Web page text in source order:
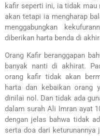
kafir seperti ini, ia tidak mau
akan tetapi ia mengharap
menggabungkan
diberikan harta benda di
Orang Kafir beranggapan
banyak nanti di akhirat.
orang kafir tidak akan
harta dan kebaikan orang
dinilai nol. Dan tidak ada
dalam surah Ali Imran ayat
dengan jelas bahwa tidak
serta doa dari